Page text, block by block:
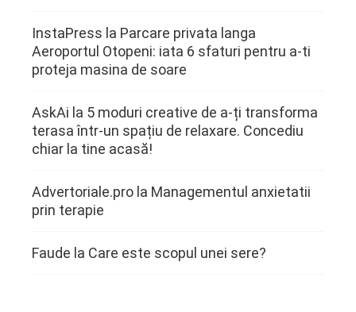
InstaPress la Parcare privata langa
Aeroportul Otopeni: iata 6 sfaturi pentru a-ti
proteja masina de soare
AskAi la 5 moduri creative de a-ți transforma
terasa într-un spațiu de relaxare. Concediu
chiar la tine acasă!
Advertoriale.pro la Managementul anxietatii
prin terapie
Faude la Care este scopul unei sere?